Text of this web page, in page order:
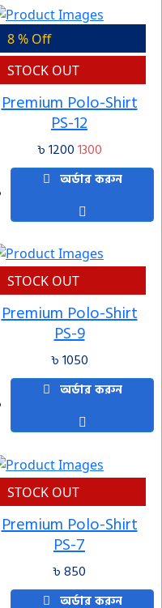
8 % Off
STOCK OUT
Premium Polo-Shirt
PS-12
৳ 12001300
অর্ডার করুন
STOCK OUT
Premium Polo-Shirt
PS-9
৳ 1050
অর্ডার করুন
STOCK OUT
Premium Polo-Shirt
PS-7
৳ 850
অর্ডার করুন